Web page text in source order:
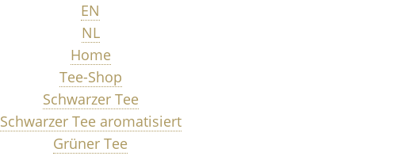
EN
NL
Home
Tee-Shop
Schwarzer Tee
Schwarzer Tee aromatisiert
Grüner Tee